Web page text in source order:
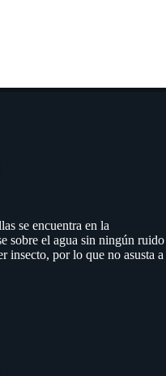
se encuentra en la
sobre el agua sin ningún ruido
insecto, por lo que no asusta a